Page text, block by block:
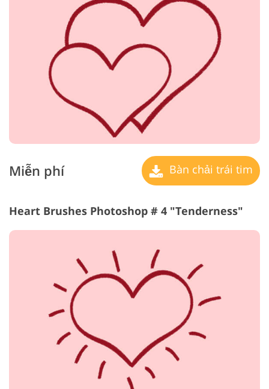
Miễn phí Bàn chải trái tim
Heart Brushes Photoshop # 4 "Tenderness"